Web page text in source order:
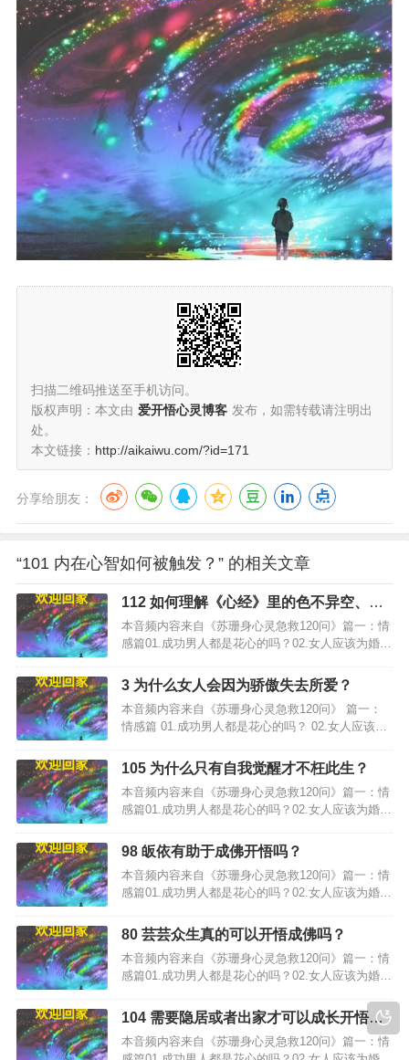
扫描二维码推送至手机访问。
版权声明：本文由 爱开悟心灵博客 发布，如需转载请注明出
处。
本文链接： http://aikaiwu.com/?id=171
分享给朋友：
“101 内在心智如何被触发？” 的相关文章
112 如何理解《心经》里的色不异空、空
不异色？
本音频内容来自《苏珊身心灵急救120问》篇一：情
感篇01.成功男人都是花心的吗？02.女人应该为婚姻
3 为什么女人会因为骄傲失去所爱？
本音频内容来自《苏珊身心灵急救120问》 篇一：
情感篇 01.成功男人都是花心的吗？ 02.女人应该为
105 为什么只有自我觉醒才不枉此生？
本音频内容来自《苏珊身心灵急救120问》篇一：情
感篇01.成功男人都是花心的吗？02.女人应该为婚姻
98 皈依有助于成佛开悟吗？
本音频内容来自《苏珊身心灵急救120问》篇一：情
感篇01.成功男人都是花心的吗？02.女人应该为婚姻
80 芸芸众生真的可以开悟成佛吗？
本音频内容来自《苏珊身心灵急救120问》篇一：情
感篇01.成功男人都是花心的吗？02.女人应该为婚姻
104 需要隐居或者出家才可以成长开悟
吗？
本音频内容来自《苏珊身心灵急救120问》篇一：情